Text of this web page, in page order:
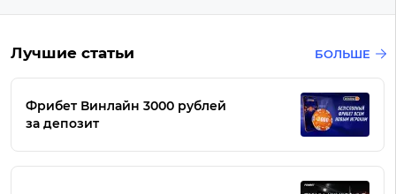
Лучшие статьи БОЛЬШЕ
Фрибет Винлайн 3000 рублей
за депозит